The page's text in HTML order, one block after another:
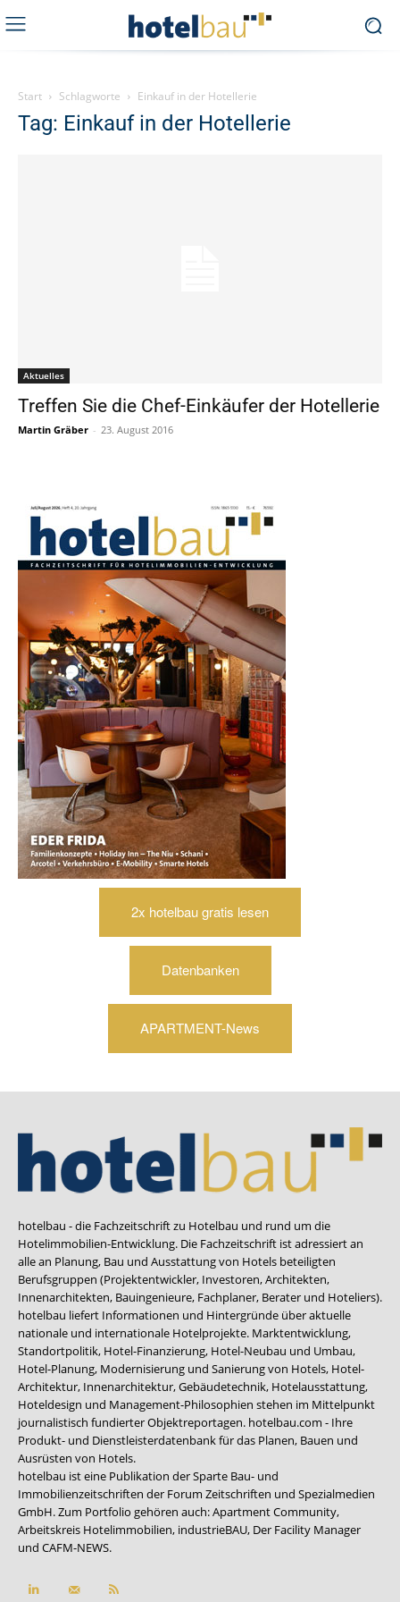
Start Schlagworte Einkauf in der Hotellerie
Tag: Einkauf in der Hotellerie
Aktuelles
Treffen Sie die Chef-Einkäufer der Hotellerie
Martin Gräber - 23. August 2016
2x hotelbau gratis lesen
Datenbanken
APARTMENT-News
hotelbau - die Fachzeitschrift zu Hotelbau und rund um die
Hotelimmobilien-Entwicklung. Die Fachzeitschrift ist adressiert an
alle an Planung, Bau und Ausstattung von Hotels beteiligten
Berufsgruppen (Projektentwickler, Investoren, Architekten,
Innenarchitekten, Bauingenieure, Fachplaner, Berater und Hoteliers).
hotelbau liefert Informationen und Hintergründe über aktuelle
nationale und internationale Hotelprojekte. Marktentwicklung,
Standortpolitik, Hotel-Finanzierung, Hotel-Neubau und Umbau,
Hotel-Planung, Modernisierung und Sanierung von Hotels, Hotel-
Architektur, Innenarchitektur, Gebäudetechnik, Hotelausstattung,
Hoteldesign und Management-Philosophien stehen im Mittelpunkt
journalistisch fundierter Objektreportagen. hotelbau.com - Ihre
Produkt- und Dienstleisterdatenbank für das Planen, Bauen und
Ausrüsten von Hotels.
hotelbau ist eine Publikation der Sparte Bau- und
Immobilienzeitschriften der Forum Zeitschriften und Spezialmedien
GmbH. Zum Portfolio gehören auch:Apartment Community,
Arbeitskreis Hotelimmobilien, industrieBAU, Der Facility Manager
und CAFM-NEWS.